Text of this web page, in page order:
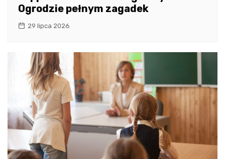
Ogrodzie pełnym zagadek
29 lipca 2026